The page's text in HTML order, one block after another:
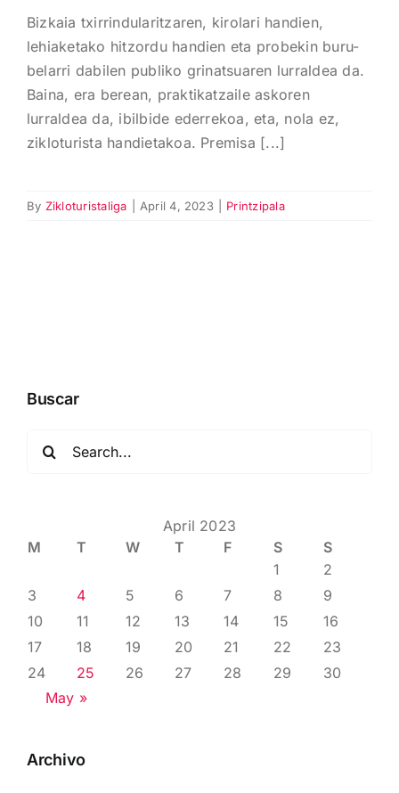
Bizkaia txirrindularitzaren, kirolari handien,
lehiaketako hitzordu handien eta probekin buru-
belarri dabilen publiko grinatsuaren lurraldea da.
Baina, era berean, praktikatzaile askoren
lurraldea da, ibilbide ederrekoa, eta, nola ez,
zikloturista handietakoa. Premisa [...]
By Zikloturistaliga April 4, 2023 Printzipala
Buscar
April 2023
M
T W T F S
S
1
2
3
4 5 6 7 8
9
10
11 12 13 14 15
16
17
18 19 20 21 22
23
24
25 26 27 28 29
30
May »
Archivo